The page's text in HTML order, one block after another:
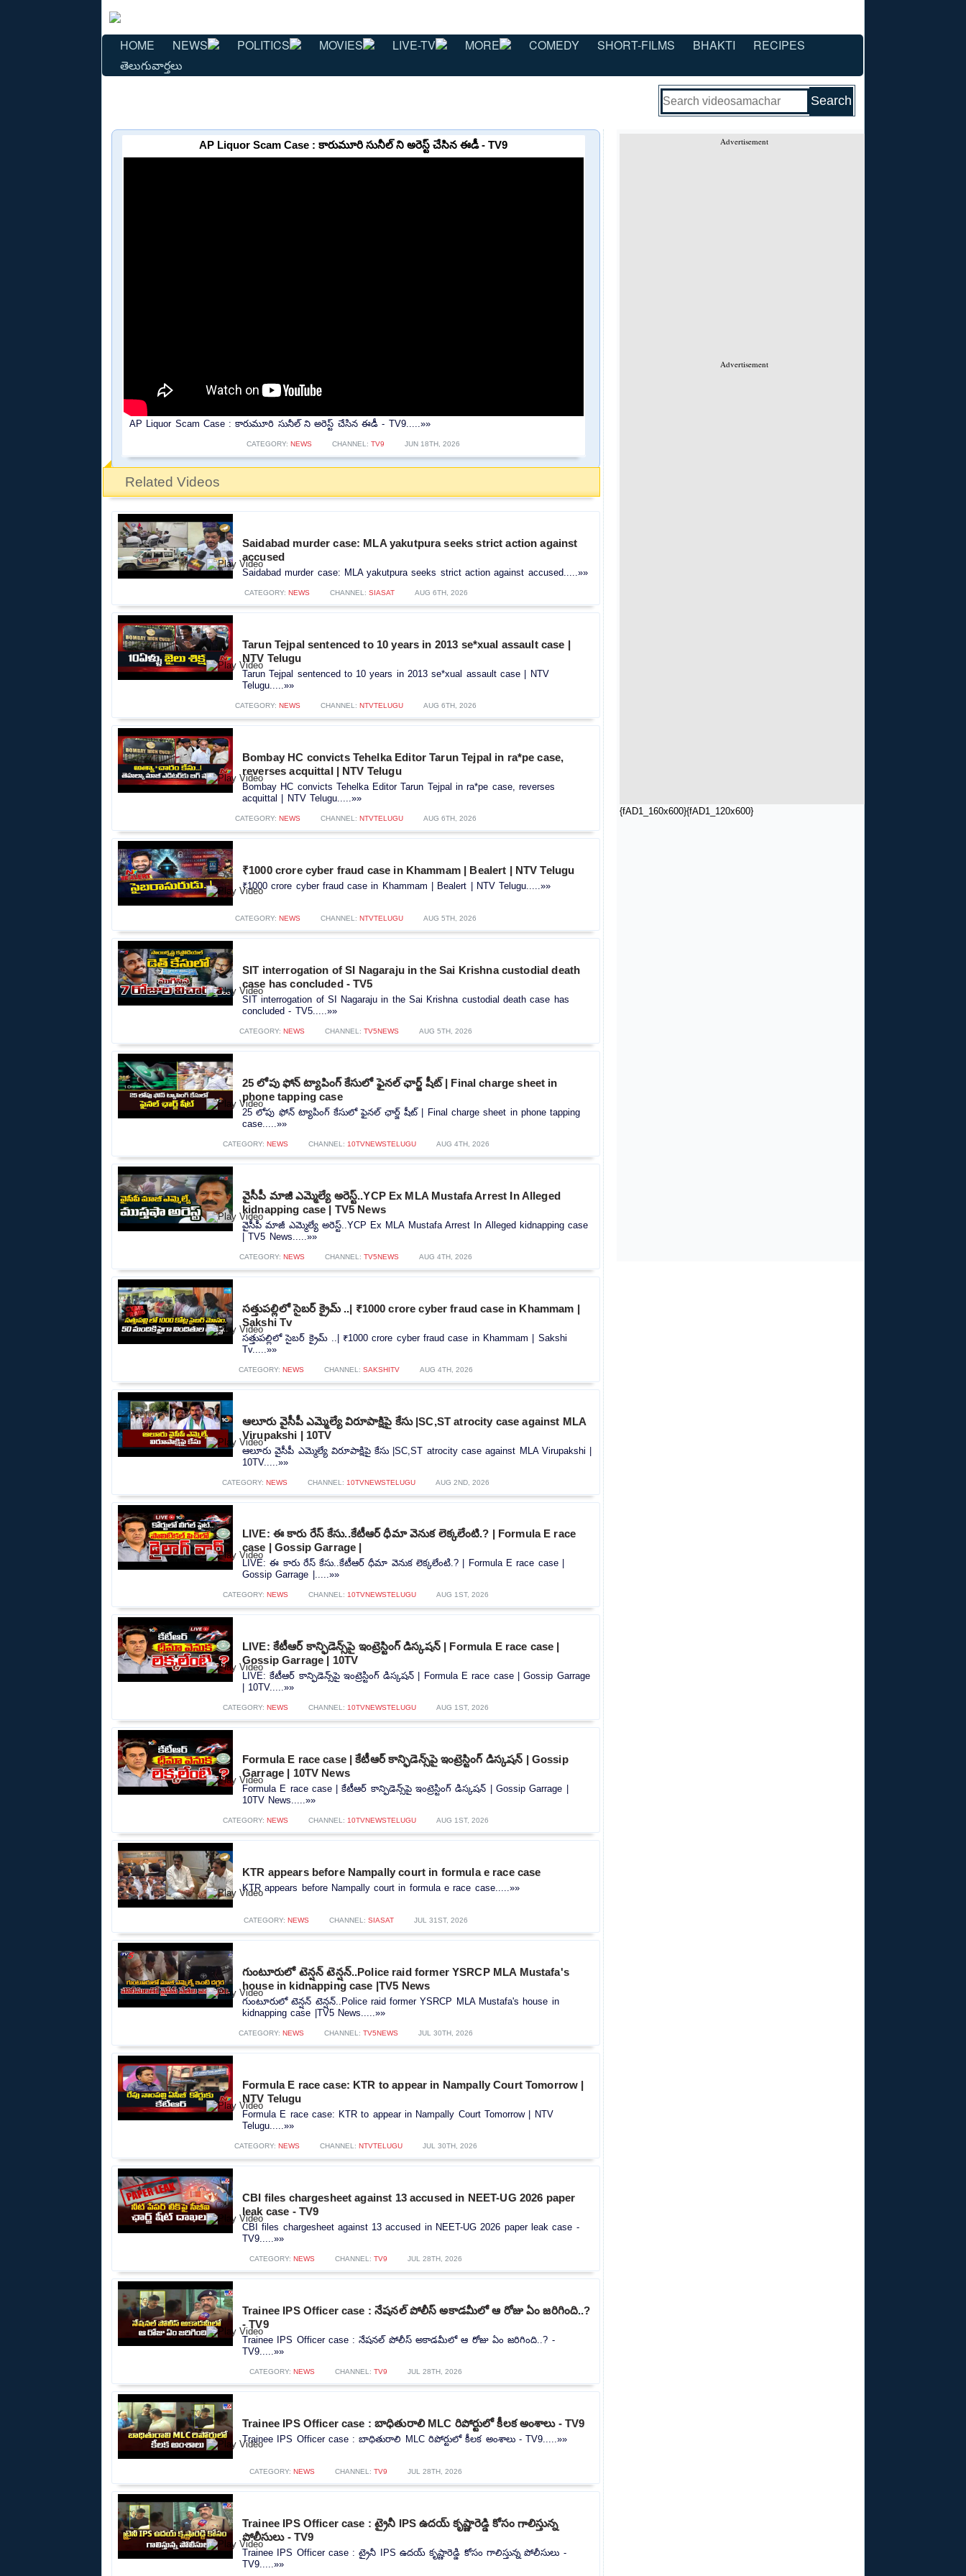
HOME NEWS POLITICS MOVIES LIVE-TV MORE COMEDY SHORT-FILMS BHAKTI
RECIPES
తెలుగువార్తలు
Advertisement
Advertisement
{fAD1_160x600}{fAD1_120x600}
AP Liquor Scam Case : కారుమూరి సునీల్ ని అరెస్ట్ చేసిన ఈడీ - TV9
AP Liquor Scam Case : కారుమూరి సునీల్ ని అరెస్ట్ చేసిన ఈడీ - TV9.....»»
CATEGORY: NEWS CHANNEL:TV9 JUN 18TH, 2026
Related Videos
Saidabad murder case: MLA yakutpura seeks strict action against
accused
Saidabad murder case: MLA yakutpura seeks strict action against accused.....»»
CATEGORY: NEWS CHANNEL: SIASAT AUG 6TH, 2026
Tarun Tejpal sentenced to 10 years in 2013 se*xual assault case |
NTV Telugu
Tarun Tejpal sentenced to 10 years in 2013 se*xual assault case | NTV
Telugu.....»»
CATEGORY: NEWS CHANNEL: NTVTELUGU AUG 6TH, 2026
Bombay HC convicts Tehelka Editor Tarun Tejpal in ra*pe case,
reverses acquittal | NTV Telugu
Bombay HC convicts Tehelka Editor Tarun Tejpal in ra*pe case, reverses
acquittal | NTV Telugu.....»»
CATEGORY: NEWS CHANNEL: NTVTELUGU AUG 6TH, 2026
₹1000 crore cyber fraud case in Khammam | Bealert | NTV Telugu
₹1000 crore cyber fraud case in Khammam | Bealert | NTV Telugu.....»»
CATEGORY: NEWS CHANNEL: NTVTELUGU AUG 5TH, 2026
SIT interrogation of SI Nagaraju in the Sai Krishna custodial death
case has concluded - TV5
SIT interrogation of SI Nagaraju in the Sai Krishna custodial death case has
concluded - TV5.....»»
CATEGORY: NEWS CHANNEL: TV5NEWS AUG 5TH, 2026
25 లోపు ఫోన్ ట్యాపింగ్ కేసులో ఫైనల్ ఛార్జ్ షీట్ | Final charge sheet in
phone tapping case
25 లోపు ఫోన్ ట్యాపింగ్ కేసులో ఫైనల్ ఛార్జ్ షీట్ | Final charge sheet in phone tapping
case.....»»
CATEGORY: NEWS CHANNEL: 10TVNEWSTELUGU AUG 4TH, 2026
వైసీపీ మాజీ ఎమ్మెల్యే అరెస్ట్..YCP Ex MLA Mustafa Arrest In Alleged
kidnapping case | TV5 News
వైసీపీ మాజీ ఎమ్మెల్యే అరెస్ట్..YCP Ex MLA Mustafa Arrest In Alleged kidnapping case
| TV5 News.....»»
CATEGORY: NEWS CHANNEL: TV5NEWS AUG 4TH, 2026
సత్తుపల్లిలో సైబర్ క్రైమ్ ..| ₹1000 crore cyber fraud case in Khammam |
Sakshi Tv
సత్తుపల్లిలో సైబర్ క్రైమ్ ..| ₹1000 crore cyber fraud case in Khammam | Sakshi
Tv.....»»
CATEGORY: NEWS CHANNEL: SAKSHITV AUG 4TH, 2026
ఆలూరు వైసీపీ ఎమ్మెల్యే విరూపాక్షిపై కేసు |SC,ST atrocity case against MLA
Virupakshi | 10TV
ఆలూరు వైసీపీ ఎమ్మెల్యే విరూపాక్షిపై కేసు |SC,ST atrocity case against MLA Virupakshi |
10TV.....»»
CATEGORY: NEWS CHANNEL: 10TVNEWSTELUGU AUG 2ND, 2026
LIVE: ఈ కారు రేస్‌ కేసు..కేటీఆర్ ధీమా వెనుక లెక్కలేంటి.? | Formula E race
case | Gossip Garrage |
LIVE: ఈ కారు రేస్‌ కేసు..కేటీఆర్ ధీమా వెనుక లెక్కలేంటి.? | Formula E race case |
Gossip Garrage |.....»»
CATEGORY: NEWS CHANNEL: 10TVNEWSTELUGU AUG 1ST, 2026
LIVE: కేటీఆర్ కాన్ఫిడెన్స్‌పై ఇంట్రెస్టింగ్ డిస్కషన్‌ | Formula E race case |
Gossip Garrage | 10TV
LIVE: కేటీఆర్ కాన్ఫిడెన్స్‌పై ఇంట్రెస్టింగ్ డిస్కషన్‌ | Formula E race case | Gossip Garrage
| 10TV.....»»
CATEGORY: NEWS CHANNEL: 10TVNEWSTELUGU AUG 1ST, 2026
Formula E race case | కేటీఆర్ కాన్ఫిడెన్స్‌పై ఇంట్రెస్టింగ్ డిస్కషన్‌ | Gossip
Garrage | 10TV News
Formula E race case | కేటీఆర్ కాన్ఫిడెన్స్‌పై ఇంట్రెస్టింగ్ డిస్కషన్‌ | Gossip Garrage |
10TV News.....»»
CATEGORY: NEWS CHANNEL: 10TVNEWSTELUGU AUG 1ST, 2026
KTR appears before Nampally court in formula e race case
KTR appears before Nampally court in formula e race case.....»»
CATEGORY: NEWS CHANNEL: SIASAT JUL 31ST, 2026
గుంటూరులో టెన్షన్ టెన్షన్..Police raid former YSRCP MLA Mustafa's
house in kidnapping case |TV5 News
గుంటూరులో టెన్షన్ టెన్షన్..Police raid former YSRCP MLA Mustafa's house in
kidnapping case |TV5 News.....»»
CATEGORY: NEWS CHANNEL: TV5NEWS JUL 30TH, 2026
Formula E race case: KTR to appear in Nampally Court Tomorrow |
NTV Telugu
Formula E race case: KTR to appear in Nampally Court Tomorrow | NTV
Telugu.....»»
CATEGORY: NEWS CHANNEL: NTVTELUGU JUL 30TH, 2026
CBI files chargesheet against 13 accused in NEET-UG 2026 paper
leak case - TV9
CBI files chargesheet against 13 accused in NEET-UG 2026 paper leak case -
TV9.....»»
CATEGORY: NEWS CHANNEL: TV9 JUL 28TH, 2026
Trainee IPS Officer case : నేషనల్ పోలీస్ అకాడమీలో ఆ రోజు ఏం జరిగింది..?
- TV9
Trainee IPS Officer case : నేషనల్ పోలీస్ అకాడమీలో ఆ రోజు ఏం జరిగింది..? -
TV9.....»»
CATEGORY: NEWS CHANNEL: TV9 JUL 28TH, 2026
Trainee IPS Officer case : బాధితురాలి MLC రిపోర్టులో కీలక అంశాలు - TV9
Trainee IPS Officer case : బాధితురాలి MLC రిపోర్టులో కీలక అంశాలు - TV9.....»»
CATEGORY: NEWS CHANNEL: TV9 JUL 28TH, 2026
Trainee IPS Officer case : ట్రైనీ IPS ఉదయ్ కృష్ణారెడ్డి కోసం గాలిస్తున్న
పోలీసులు - TV9
Trainee IPS Officer case : ట్రైనీ IPS ఉదయ్ కృష్ణారెడ్డి కోసం గాలిస్తున్న పోలీసులు -
TV9.....»»